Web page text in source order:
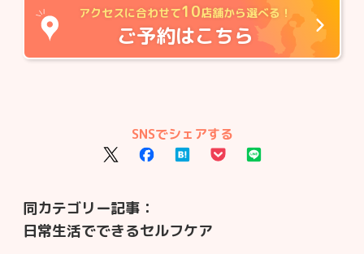
アクセスに合わせて10店舗から選べる！
ご予約はこちら
SNSでシェアする
同カテゴリー記事：
日常生活でできるセルフケア